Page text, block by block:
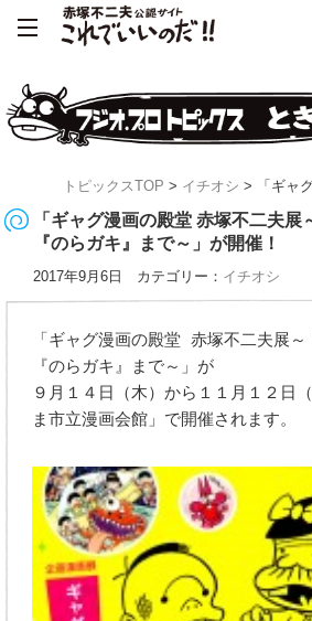
トピックスTOP > イチオシ > 「ギャ
「ギャグ漫画の殿堂 赤塚不二夫展
『のらガキ』まで～」が開催！
2017年9月6日 カテゴリー： イチオシ
「ギャグ漫画の殿堂 赤塚不二夫展
『のらガキ』まで～」が
９月１４日（木）から１１月１２日
ま市立漫画会館」で開催されます。